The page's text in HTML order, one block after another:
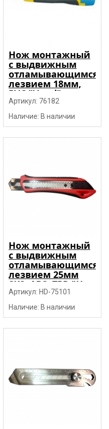
Нож монтажный
с выдвижным
отламывающимся
лезвием 18мм,
PVC "Vorel"
Артикул: 76182
Наличие: В наличии
Нож монтажный
с выдвижным
отламывающимся
лезвием 25мм
SK2, ABS+TPR "H-
D"
Артикул: HD-75101
Наличие: В наличии